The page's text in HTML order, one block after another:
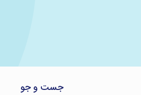
جست و جو